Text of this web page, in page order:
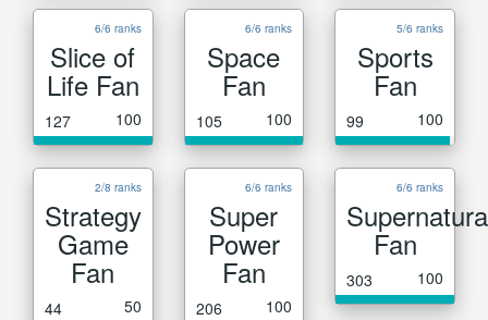
6/6 ranks
Slice of
Life Fan
127 100
6/6 ranks
Space
Fan
105 100
5/6 ranks
Sports
Fan
99 100
2/8 ranks
Strategy
Game
Fan
44 50
6/6 ranks
Super
Power
Fan
206 100
6/6 ranks
Fan
303 100